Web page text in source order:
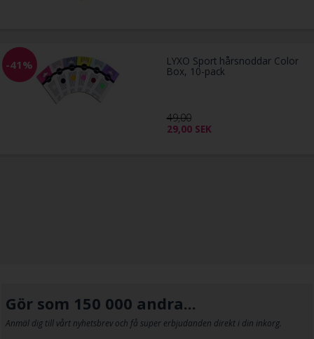
-41% LYXO Sport hårsnoddar Color
Box, 10-pack
49,00
29,00 SEK
Gör som 150 000 andra...
Anmäl dig till vårt nyhetsbrev och få super erbjudanden direkt i din inkorg.